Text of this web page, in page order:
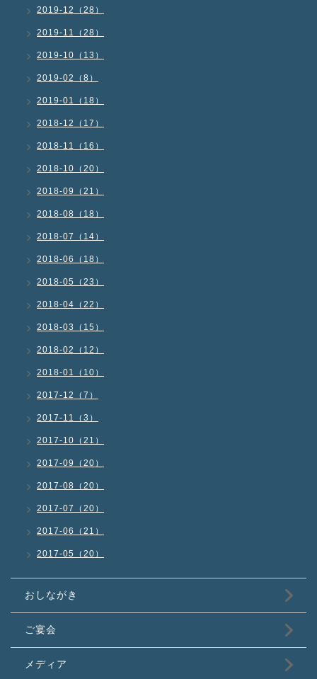
2019-12（28）
2019-11（28）
2019-10（13）
2019-02（8）
2019-01（18）
2018-12（17）
2018-11（16）
2018-10（20）
2018-09（21）
2018-08（18）
2018-07（14）
2018-06（18）
2018-05（23）
2018-04（22）
2018-03（15）
2018-02（12）
2018-01（10）
2017-12（7）
2017-11（3）
2017-10（21）
2017-09（20）
2017-08（20）
2017-07（20）
2017-06（21）
2017-05（20）
おしながき
ご宴会
メディア